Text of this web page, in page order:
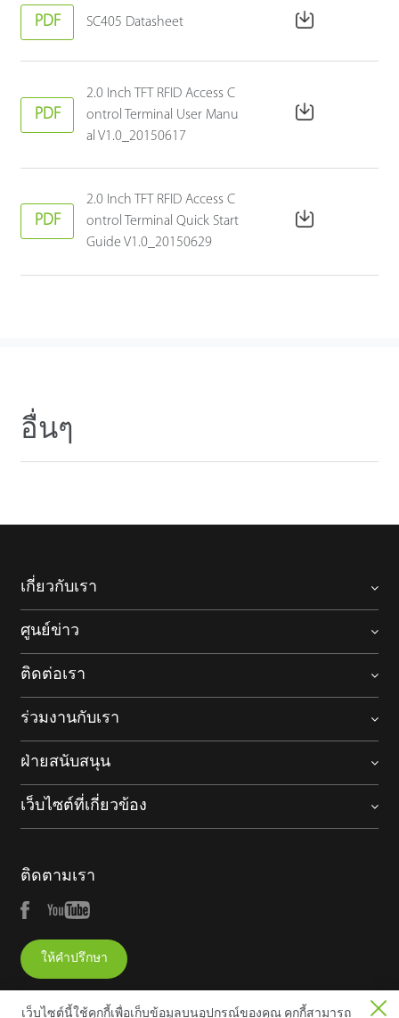
PDF SC405 Datasheet
PDF
2.0 Inch TFT RFID Access C
ontrol Terminal User Manu
al V1.0_20150617
PDF
2.0 Inch TFT RFID Access C
ontrol Terminal Quick Start
Guide V1.0_20150629
อื่นๆ
เกี่ยวกับเรา
ศูนย์ข่าว
ติดต่อเรา
ร่วมงานกับเรา
ฝ่ายสนับสนุน
เว็บไซต์ที่เกี่ยวข้อง
ติดตามเรา
ให้คำปรึกษา
เว็บไซต์นี้ใช้คุกกี้เพื่อเก็บข้อมูลบนอุปกรณ์ของคุณ คุกกี้สามารถ